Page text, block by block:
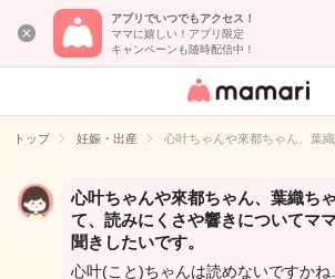
アプリでいつでもアクセス！
ママに嬉しい！アプリ限定
キャンペーンも随時配信中！
女性専用匿名QA
イト
トップ 妊娠・出産 心叶ちゃんや來都ちゃん、葉
心叶ちゃんや來都ちゃん、葉織ち
て、読みにくさや響きについてマ
聞きしたいです。
心叶(こと)ちゃんは読めないですか